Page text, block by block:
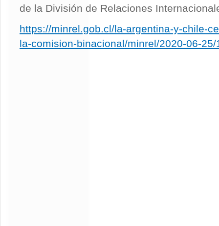
de la División de Relaciones
https://minrel.gob.cl/la-argentina-y-chile-
la-comision-binacional/minrel/2020-06-